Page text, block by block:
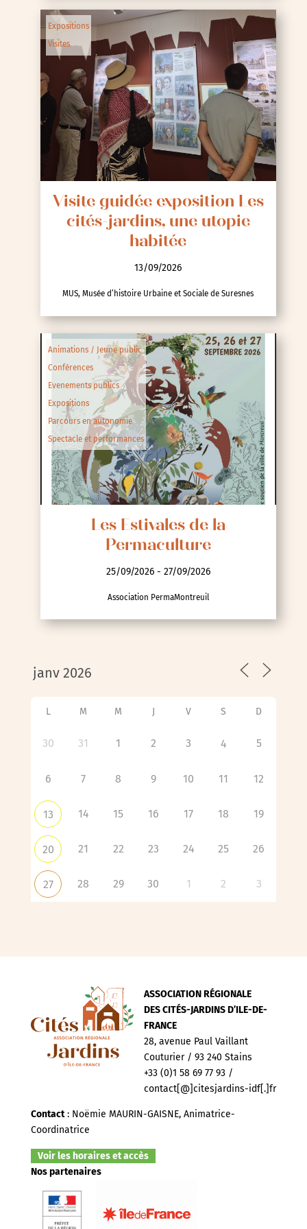
Expositions
Visites
Visite guidée exposition Les
cités-jardins, une utopie
habitée
13/09/2026
MUS, Musée d’histoire Urbaine et Sociale de Suresnes
Animations / Jeune public
Conférences
Evenements publics
Expositions
Parcours en autonomie
Spectacle et performances
Les Estivales de la
Permaculture
25/09/2026 - 27/09/2026
Association PermaMontreuil
L M M J V S D
30 31 1 2 3 4 5
6 7 8 9 10 11 12
13 14 15 16 17 18 19
20 21 22 23 24 25 26
27 28 29 30 1 2 3
ASSOCIATION RÉGIONALE
DES CITÉS-JARDINS D’ILE-DE-
FRANCE
28, avenue Paul Vaillant
Couturier / 93 240 Stains
+33 (0)1 58 69 77 93 /
contact[@]citesjardins-idf[.]fr
Contact: Noëmie MAURIN-GAISNE, Animatrice-
Coordinatrice
Voir les horaires et accès
Nos partenaires